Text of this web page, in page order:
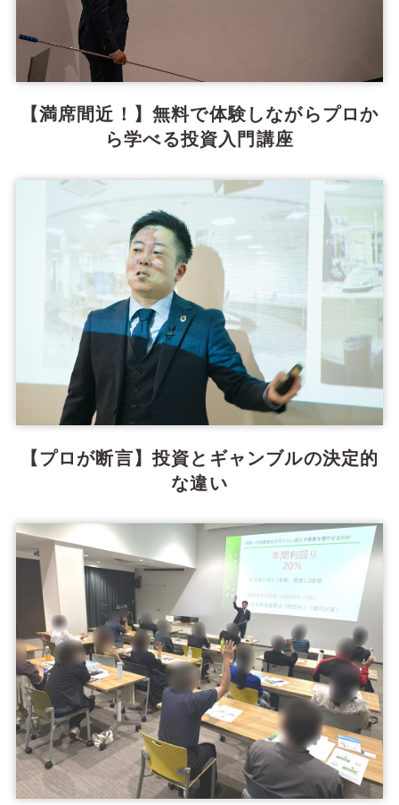
【満席間近！】無料で体験しながらプロか
ら学べる投資入門講座
【プロが断言】投資とギャンブルの決定的
な違い